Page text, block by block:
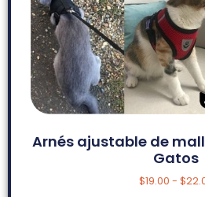
Arnés ajustable de
Gatos
$19.00 - $